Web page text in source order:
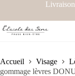
Accueil Visage
gommage lèvres